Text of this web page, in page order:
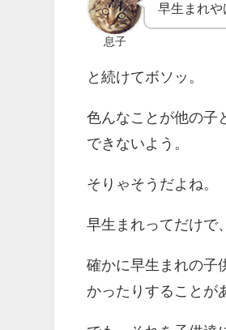
息子
早生まれ
と続けてボソッ。
色んなことが他の子
できないよう。
そりゃそうだよね。
早生まれってだけで
確かに早生まれの子
かったりすることが